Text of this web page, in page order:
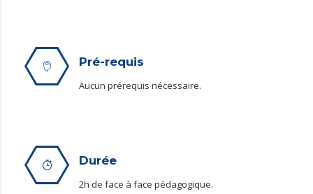
Pré-requis
Aucun prérequis nécessaire.
Durée
2h de face à face pédagogique.